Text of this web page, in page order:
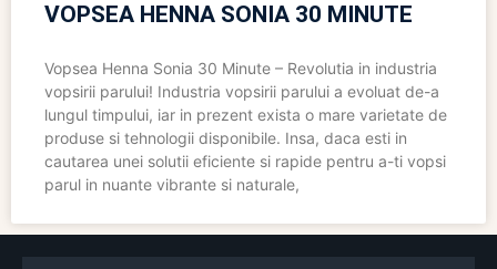
VOPSEA HENNA SONIA 30 MINUTE
Vopsea Henna Sonia 30 Minute – Revolutia in industria
vopsirii parului! Industria vopsirii parului a evoluat de-a
lungul timpului, iar in prezent exista o mare varietate de
produse si tehnologii disponibile. Insa, daca esti in
cautarea unei solutii eficiente si rapide pentru a-ti vopsi
parul in nuante vibrante si naturale,